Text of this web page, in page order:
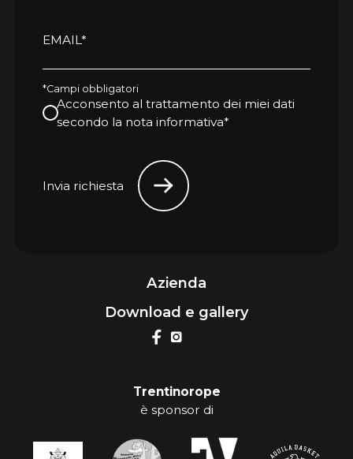
EMAIL*
*Campi obbligatori
Acconsento al trattamento dei miei dati
secondo la nota informativa*
Invia richiesta
Trentinorope
è sponsor di
Azienda
Download e gallery